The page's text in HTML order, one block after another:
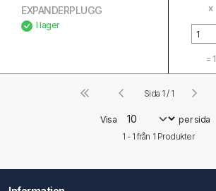
EXPANDERPLUGG
I lager
x
= 1
Visa
per sida
1 - 1 från 1 Produkter
Sida 1 / 1